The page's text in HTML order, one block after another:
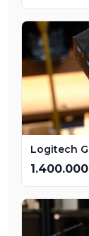
Logitech